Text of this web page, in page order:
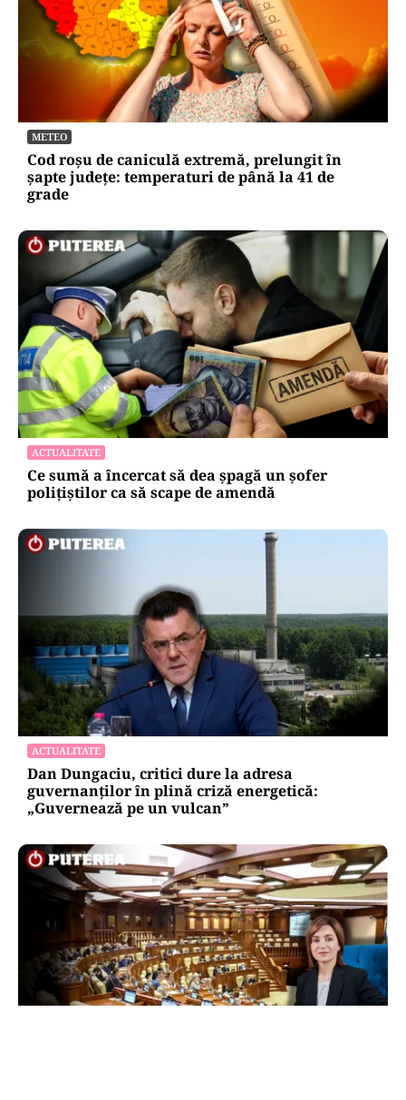
METEO
Cod roșu de caniculă extremă, prelungit în
șapte județe: temperaturi de până la 41 de
grade
ACTUALITATE
Ce sumă a încercat să dea șpagă un șofer
polițiștilor ca să scape de amendă
ACTUALITATE
Dan Dungaciu, critici dure la adresa
guvernanților în plină criză energetică:
„Guvernează pe un vulcan”